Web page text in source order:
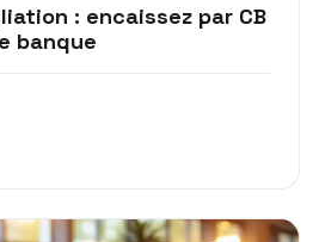
: encaissez par CB
banque